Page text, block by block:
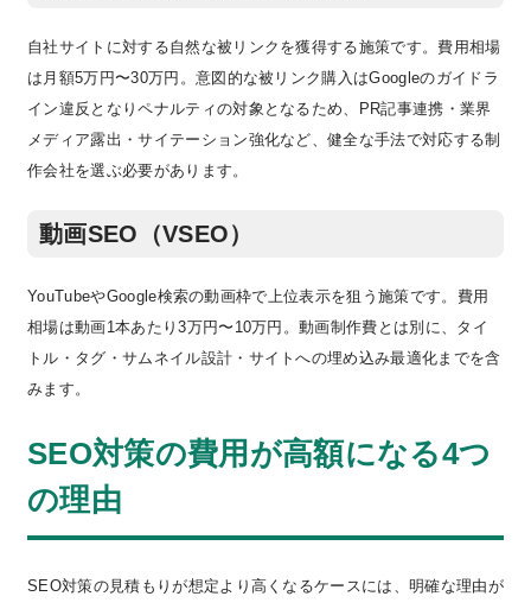
自社サイトに対する自然な被リンクを獲得する施策です。費用相場
は月額5万円〜30万円。意図的な被リンク購入はGoogleのガイドラ
イン違反となりペナルティの対象となるため、PR記事連携・業界
メディア露出・サイテーション強化など、健全な手法で対応する制
作会社を選ぶ必要があります。
動画SEO（VSEO）
YouTubeやGoogle検索の動画枠で上位表示を狙う施策です。費用
相場は動画1本あたり3万円〜10万円。動画制作費とは別に、タイ
トル・タグ・サムネイル設計・サイトへの埋め込み最適化までを含
みます。
SEO対策の費用が高額になる4つ
の理由
SEO対策の見積もりが想定より高くなるケースには、明確な理由が